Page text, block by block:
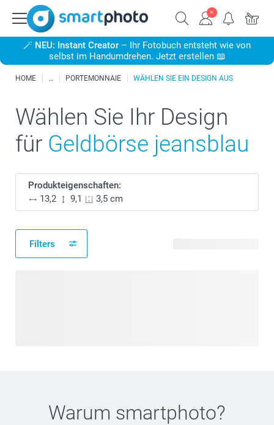
🪄 NEU: Instant Creator – Ihr Fotobuch entsteht wie von
selbst im Handumdrehen. Jetzt erstellen 📖
HOME PORTEMONNAIE WÄHLEN SIE EIN DESIGN AUS
Wählen Sie Ihr Design
für Geldbörse jeansblau
Produkteigenschaften:
13,2
9,1 3,5 cm
Filters
Warum smartphoto?